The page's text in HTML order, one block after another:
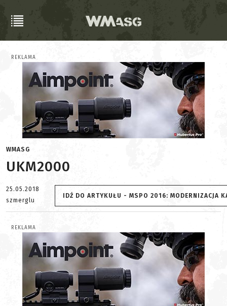
REKLAMA
WMASG
UKM2000
25.05.2018
szmerglu
IDŹ DO ARTYKUŁU - MSPO 2016: MODERNIZACJA
REKLAMA